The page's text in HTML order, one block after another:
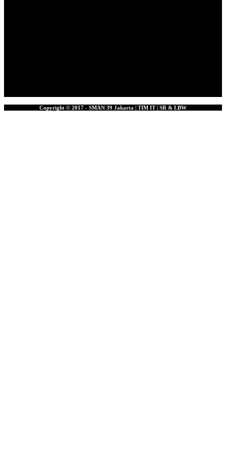
Copyright © 2017 - SMAN 39 Jakarta | TIM IT | SR & LBW